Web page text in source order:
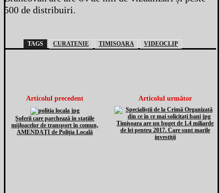
500 de distribuiri.
TAGS CURATENIE TIMISOARA VIDEOCLIP
Articolul precedent
Şoferii care parchează în staţiile
mijloacelor de transport în comun,
AMENDAŢI de Poliţia Locală
Articolul următor
Timişoara are un buget de 1.4 miliarde
de lei pentru 2017. Care sunt marile
investiţii